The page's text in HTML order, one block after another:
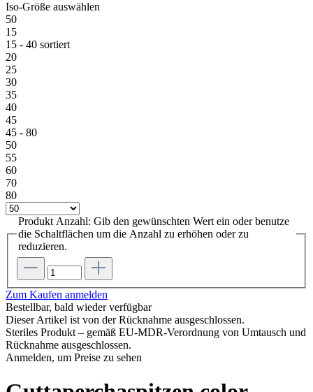
Iso-Größe auswählen
50
15
15 - 40 sortiert
20
25
30
35
40
45
45 - 80
50
55
60
70
80
Produkt Anzahl: Gib den gewünschten Wert ein oder benutze
die Schaltflächen um die Anzahl zu erhöhen oder zu
reduzieren.
Zum Kaufen anmelden
Bestellbar, bald wieder verfügbar
Dieser Artikel ist von der Rücknahme ausgeschlossen.
Steriles Produkt – gemäß EU-MDR-Verordnung von Umtausch und
Rücknahme ausgeschlossen.
Anmelden, um Preise zu sehen